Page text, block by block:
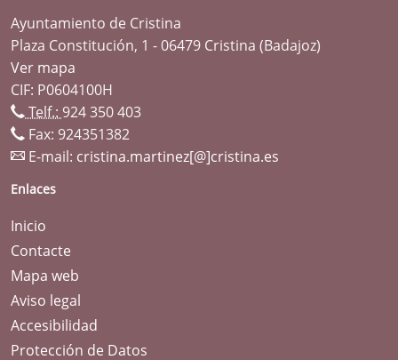
Ayuntamiento de Cristina
Plaza Constitución, 1 - 06479 Cristina (Badajoz)
Ver mapa
CIF: P0604100H
Telf.: 924 350 403
Fax: 924351382
E-mail: cristina.martinez[@]cristina.es
Enlaces
Inicio
Contacte
Mapa web
Aviso legal
Accesibilidad
Protección de Datos